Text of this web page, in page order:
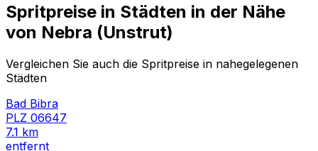
Spritpreise in Städten in der Nähe
von Nebra (Unstrut)
Vergleichen Sie auch die Spritpreise in nahegelegenen
Städten
Bad Bibra
PLZ 06647
7.1 km
entfernt